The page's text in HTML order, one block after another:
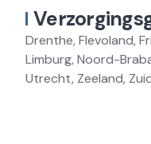
Drenthe, Flevoland,
Limburg, Noord-
Utrecht, Zeeland,